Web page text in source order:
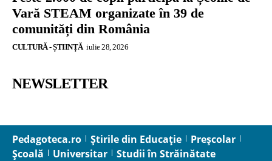
Vară STEAM organizate în 39 de
comunități din România
CULTURĂ - ȘTIINȚĂ iulie 28, 2026
NEWSLETTER
Pedagoteca.ro Știrile din Educație
Preșcolar
Școală
Universitar
Studii în Străinătate